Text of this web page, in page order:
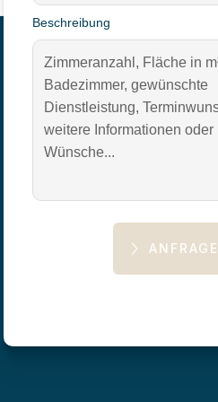
Beschreibung
Bewertungen via